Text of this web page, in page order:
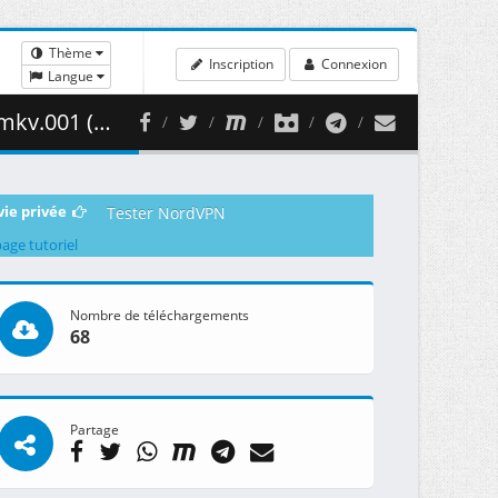
Thème
Langue
Inscription Connexion
0.94 GB )
privée Tester NordVPN
tutoriel
Nombre de téléchargements
68
Partage